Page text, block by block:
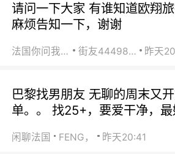
请问一下大家 有谁知道欧翔旅
麻烦告知一下，谢谢
法国你问我答 街友44498484 昨天
巴黎找男朋友 无聊的周末又
单。。 找25+，要爱干净，
闲聊法国 FENG， 昨天20:41